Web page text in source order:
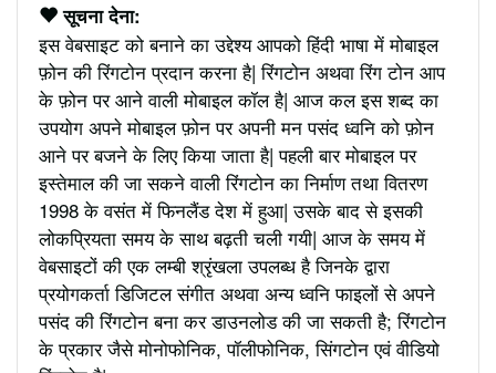
सूचना देना:
इस वेबसाइट को बनाने का उद्देश्य आपको हिंदी भाषा में मोबाइल
फ़ोन की रिंगटोन प्रदान करना है| रिंगटोन अथवा रिंग टोन आप
के फ़ोन पर आने वाली मोबाइल कॉल है| आज कल इस शब्द का
उपयोग अपने मोबाइल फ़ोन पर अपनी मन पसंद ध्वनि को फ़ोन
आने पर बजने के लिए किया जाता है| पहली बार मोबाइल पर
इस्तेमाल की जा सकने वाली रिंगटोन का निर्माण तथा वितरण
1998 के वसंत में फिनलैंड देश में हुआ| उसके बाद से इसकी
लोकप्रियता समय के साथ बढ़ती चली गयी| आज के समय में
वेबसाइटों की एक लम्बी श्रृंखला उपलब्ध है जिनके द्वारा
प्रयोगकर्ता डिजिटल संगीत अथवा अन्य ध्वनि फाइलों से अपने
पसंद की रिंगटोन बना कर डाउनलोड की जा सकती है; रिंगटोन
के प्रकार जैसे मोनोफोनिक, पॉलीफोनिक, सिंगटोन एवं वीडियो